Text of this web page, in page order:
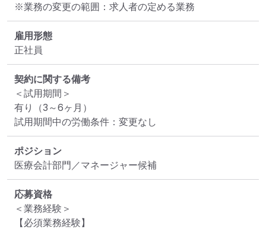
※業務の変更の範囲：求人者の定める業務
雇用形態
正社員
契約に関する備考
＜試用期間＞
有り（3～6ヶ月）
試用期間中の労働条件：変更なし
ポジション
医療会計部門／マネージャー候補
応募資格
＜業務経験＞
【必須業務経験】